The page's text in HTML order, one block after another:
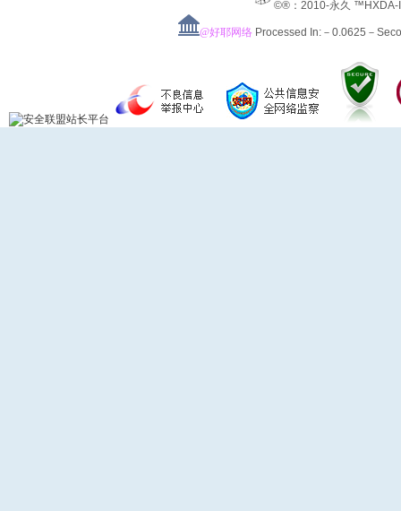
©®：2010-永久
@好耶网络 Processed In:－0.0625－